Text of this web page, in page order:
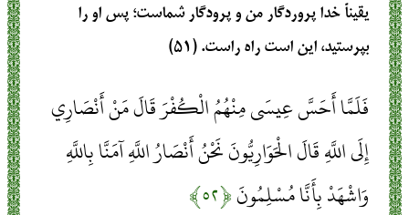
یقیناً خدا پروردگار من و پرودگار شماست؛ پس او را
بپرستید، این است راه راست. (۵۱)
فَلَمَّا أَحَسَّ عِيسَى مِنْهُمُ الْكُفْرَ قَالَ مَنْ أَنْصَارِي
إِلَى اللَّهِ قَالَ الْحَوَارِيُّونَ نَحْنُ أَنْصَارُ اللَّهِ آمَنَّا بِاللَّهِ
وَاشْهَدْ بِأَنَّا مُسْلِمُونَ﴿۵۲﴾